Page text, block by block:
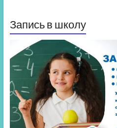
Запись в школу